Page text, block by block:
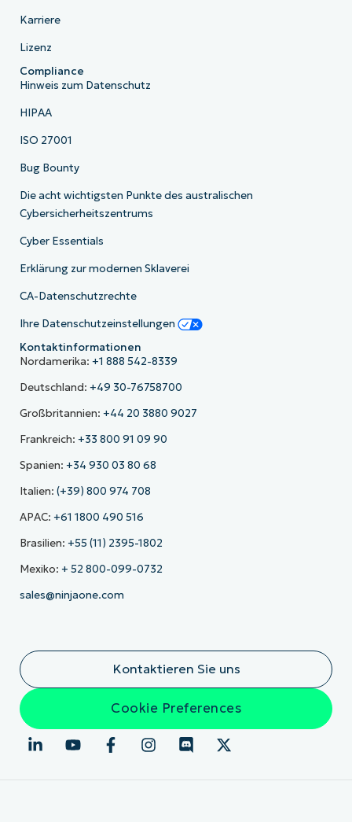
Karriere
Lizenz
Compliance
Hinweis zum Datenschutz
HIPAA
ISO 27001
Bug Bounty
Die acht wichtigsten Punkte des australischen
Cybersicherheitszentrums
Cyber Essentials
Erklärung zur modernen Sklaverei
CA-Datenschutzrechte
Ihre Datenschutzeinstellungen
Kontaktinformationen
Nordamerika: +1 888 542-8339
Deutschland: +49 30-76758700
Großbritannien: +44 20 3880 9027
Frankreich: +33 800 91 09 90
Spanien: +34 930 03 80 68
Italien: (+39) 800 974 708
APAC: +61 1800 490 516
Brasilien: +55 (11) 2395-1802
Mexiko: + 52 800-099-0732
sales@ninjaone.com
Kontaktieren Sie uns
Cookie Preferences